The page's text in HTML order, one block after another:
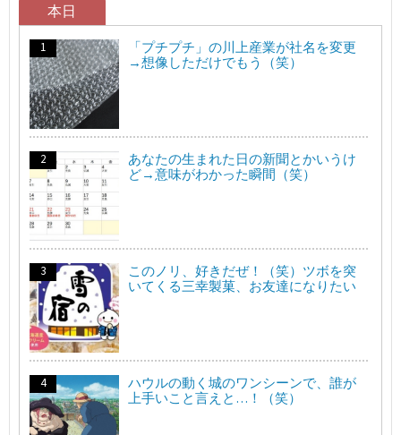
本日
「プチプチ」の川上産業が社名を変更
→想像しただけでもう（笑）
あなたの生まれた日の新聞とかいうけ
ど→意味がわかった瞬間（笑）
このノリ、好きだぜ！（笑）ツボを突
いてくる三幸製菓、お友達になりたい
ハウルの動く城のワンシーンで、誰が
上手いこと言えと…！（笑）